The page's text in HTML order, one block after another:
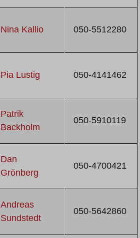
Nina Kallio 050-5512280
Pia Lustig 050-4141462
Patrik
Backholm
050-5910119
Dan
Grönberg
050-4700421
Andreas
Sundstedt
050-5642860